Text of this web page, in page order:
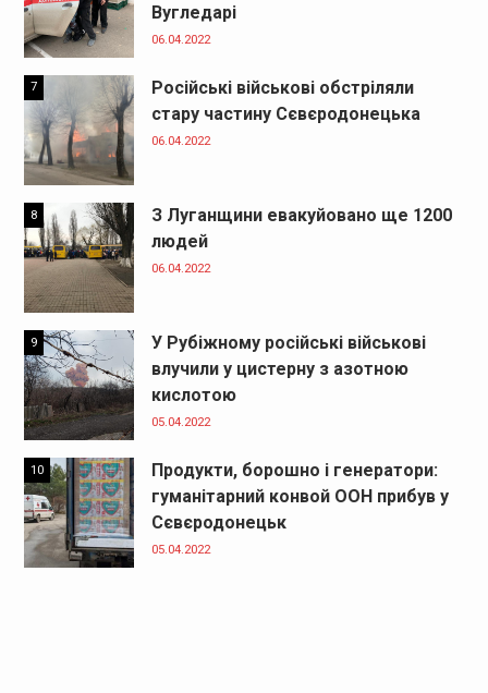
Вугледарі
06.04.2022
7
Російські військові обстріляли
стару частину Сєвєродонецька
06.04.2022
8
З Луганщини евакуйовано ще 1200
людей
06.04.2022
9
У Рубіжному російські військові
влучили у цистерну з азотною
кислотою
05.04.2022
10
Продукти, борошно і генератори:
гуманітарний конвой ООН прибув у
Сєвєродонецьк
05.04.2022